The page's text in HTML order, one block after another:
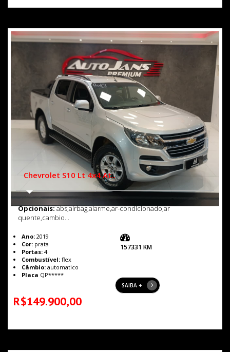
Chevrolet S10 Lt 4x4 At..
Opcionais:abs,airbag,alarme,ar-condicionado,ar
quente,cambio...
Ano: 2019
Cor: prata
Portas: 4
Combustível: flex
Câmbio: automatico
Placa QP*****
R$149.900,00
157331 KM
SAIBA +